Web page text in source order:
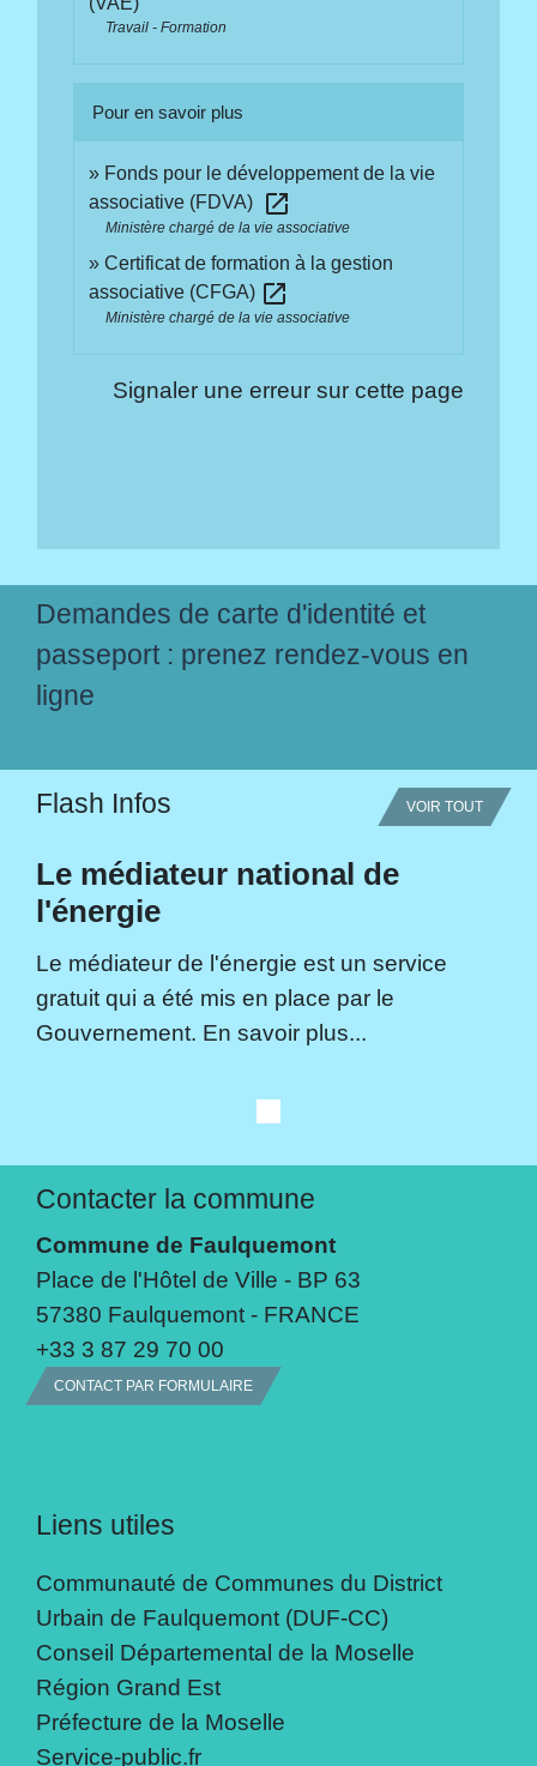
Travail - Formation
Pour en savoir plus
Fonds pour le développement de la vie
associative (FDVA)
open_in_new
Ministère chargé de la vie associative
Certificat de formation à la gestion
associative (CFGA) open_in_new
Ministère chargé de la vie associative
Signaler une erreur sur cette page
Demandes de carte d'identité et
passeport : prenez rendez-vous en
ligne
Flash Infos VOIR TOUT
Le médiateur national de
l'énergie
Le médiateur de l'énergie est un service
gratuit qui a été mis en place par le
Gouvernement. En savoir plus...
Contacter la commune
Commune de Faulquemont
Place de l'Hôtel de Ville - BP 63
57380 Faulquemont - FRANCE
+33 3 87 29 70 00
CONTACT PAR FORMULAIRE
Liens utiles
Communauté de Communes du District
Urbain de Faulquemont (DUF-CC)
Conseil Départemental de la Moselle
Région Grand Est
Préfecture de la Moselle
Service-public.fr